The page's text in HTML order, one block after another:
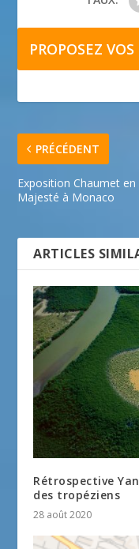
PROPOSEZ
PRÉCÉDENT
Exposition Chaumet en
Majesté à Monaco
ARTICLES
Rétrospective
des tropéziens
28 août 2020